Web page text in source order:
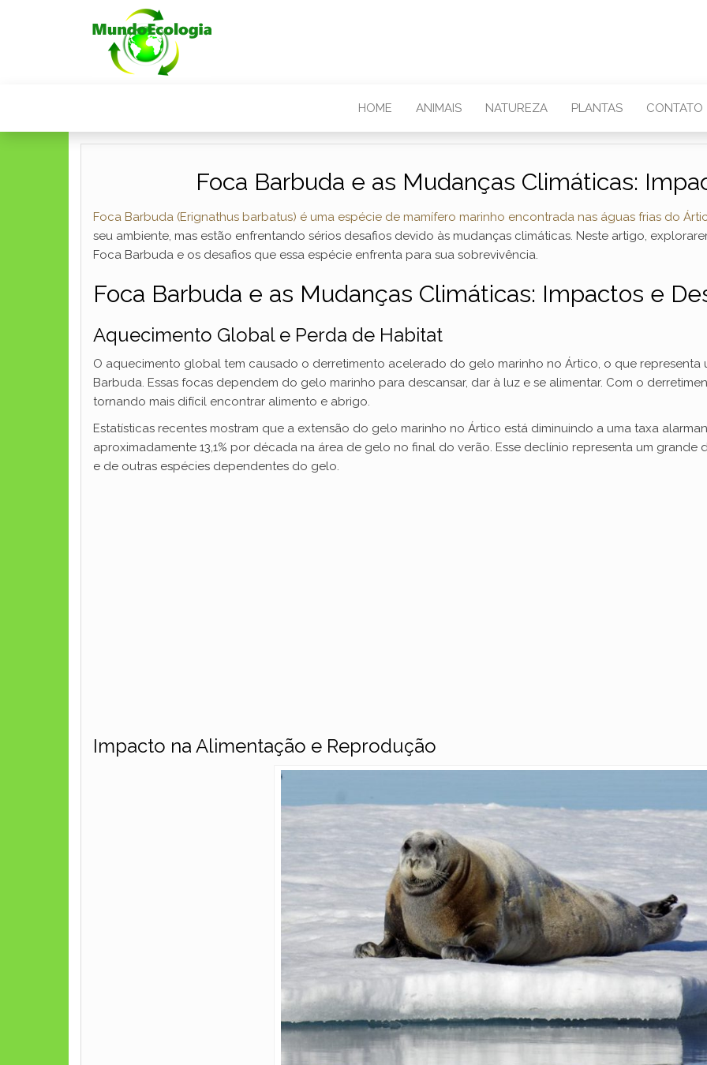
HOME ANIMAIS NATUREZA PLANTAS CONTATO
Foca Barbuda e as Mudanças Climáticas:
Foca Barbuda (Erignathus barbatus) é uma espécie de mamífero marinho encontrada nas águas frias do
seu ambiente, mas estão enfrentando sérios desafios devido às mudanças climáticas. Neste artigo,
Foca Barbuda e os desafios que essa espécie enfrenta para sua sobrevivência.
Foca Barbuda e as Mudanças Climáticas: Impactos e
Aquecimento Global e Perda de Habitat
O aquecimento global tem causado o derretimento acelerado do gelo marinho no Ártico, o que representa
Barbuda. Essas focas dependem do gelo marinho para descansar, dar à luz e se alimentar. Com o
tornando mais difícil encontrar alimento e abrigo.
Estatísticas recentes mostram que a extensão do gelo marinho no Ártico está diminuindo a uma taxa
aproximadamente 13,1% por década na área de gelo no final do verão. Esse declínio representa um
e de outras espécies dependentes do gelo.
Impacto na Alimentação e Reprodução